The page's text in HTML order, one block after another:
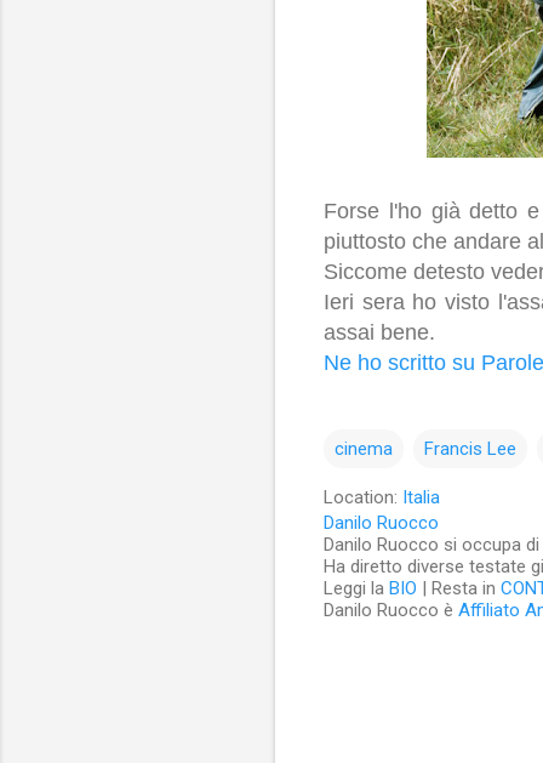
Forse l'ho già detto
piuttosto che andare
Siccome detesto
Ieri sera ho visto
assai bene.
Ne ho scritto su
cinema Francis Lee
Location: Italia
Danilo Ruocco
Danilo Ruocco si occupa
Ha diretto diverse testate
Leggi la BIO | Resta in
Danilo Ruocco è Affiliato